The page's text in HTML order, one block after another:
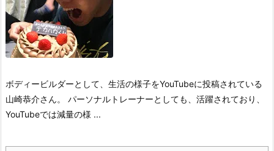
ボディービルダーとして、 生活の様子をYouTubeに投稿されている
山崎恭介さん。
パーソナルトレーナーとしても、 活躍されており、
YouTubeでは減量の様 ...